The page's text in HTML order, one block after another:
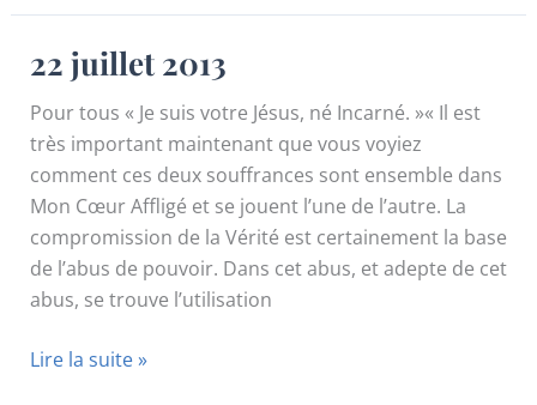
2013
22 juillet 2013
Pour tous « Je suis votre Jésus, né Incarné. »« Il est
très important maintenant que vous voyiez
comment ces deux souffrances sont ensemble dans
Mon Cœur Affligé et se jouent l’une de l’autre. La
compromission de la Vérité est certainement la base
de l’abus de pouvoir. Dans cet abus, et adepte de cet
abus, se trouve l’utilisation
22
Lire la suite »